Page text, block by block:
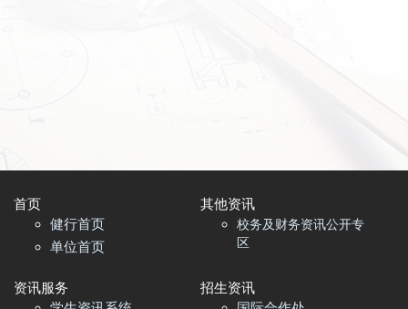
首页​
健行首页
单位首页
其他资讯
校务及财务资讯公开专
区
资讯服务
招生资讯